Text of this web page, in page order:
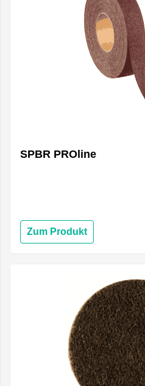
SPBR PROline
Zum Produkt